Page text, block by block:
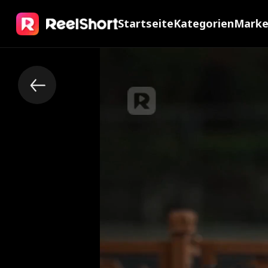
StartseiteKategorienMarke